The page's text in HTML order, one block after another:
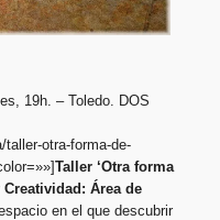
19h. – Toledo. DOS
otra-forma-de-
Taller ‘Otra forma
Creatividad: Área de
en el que descubrir